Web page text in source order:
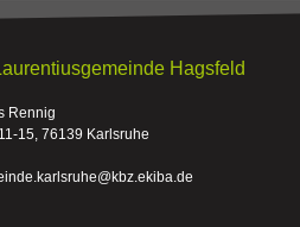
Hagsfeld
Rennig
15, 76139 Karlsruhe